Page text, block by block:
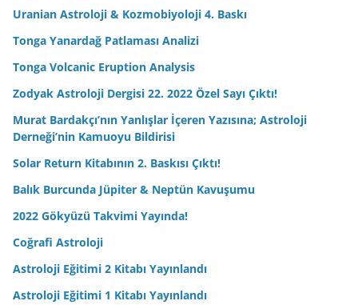
Uranian Astroloji & Kozmobiyoloji 4. Baskı
Tonga Yanardağ Patlaması Analizi
Tonga Volcanic Eruption Analysis
Zodyak Astroloji Dergisi 22. 2022 Özel Sayı Çıktı!
Murat Bardakçı’nın Yanlışlar İçeren Yazısına; Astroloji
Derneği’nin Kamuoyu Bildirisi
Solar Return Kitabının 2. Baskısı Çıktı!
Balık Burcunda Jüpiter & Neptün Kavuşumu
2022 Gökyüzü Takvimi Yayında!
Coğrafi Astroloji
Astroloji Eğitimi 2 Kitabı Yayınlandı
Astroloji Eğitimi 1 Kitabı Yayınlandı